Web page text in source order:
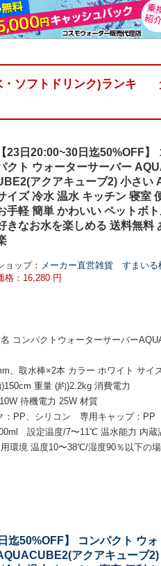
ソフトドリンク)ランキ
【23日20:00~30日迄50%OFF】
クト ウォーターサーバー
アクアキューブ2) 小さい
イズ 冷水 温水 キッチン 寝室
手軽 簡単 かわいい ペットボ
きなお水を楽しめる 送料無料
ョップ： メーカー直営雑貨 すまいる
格：16,280 円
コンパクトウォーターサーバー
、取水棒×2本 カラー ホワイト サイ
重量 (約)2.2kg 消費電力
待機電力 25W 材質
：PP、シリコン 専用キャップ：
設定温度/7〜11℃ 温水能力 内蔵
環境 温度10〜38℃/湿度90％以下の
迄50%OFF】 コンパクト ウォ
アクアキューブ2)